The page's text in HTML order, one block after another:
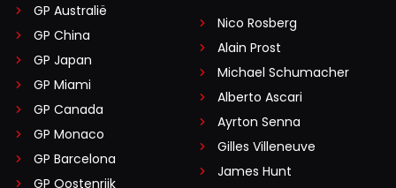
GP Australië
GP China
GP Japan
GP Miami
GP Canada
GP Monaco
GP Barcelona
GP Oostenrijk
Nico Rosberg
Alain Prost
Michael Schumacher
Alberto Ascari
Ayrton Senna
Gilles Villeneuve
James Hunt